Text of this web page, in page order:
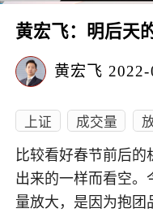
黄宏飞：明后天
黄宏飞
上证 成交量
比较看好春节前后的
出来的一样而看空。
量放大，是因为抱团